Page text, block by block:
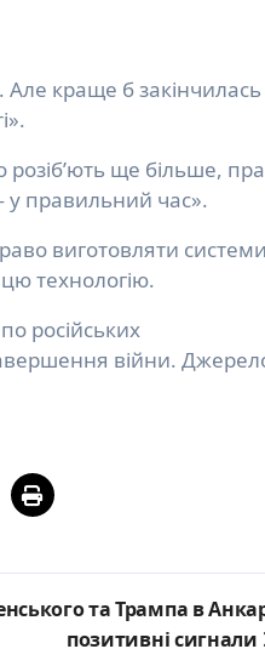
Але краще б закінчилась
розіб’ють ще більше,
у правильний час».
виготовляти
технологію.
російських
війни.
та Трампа в
позитивні сигнали